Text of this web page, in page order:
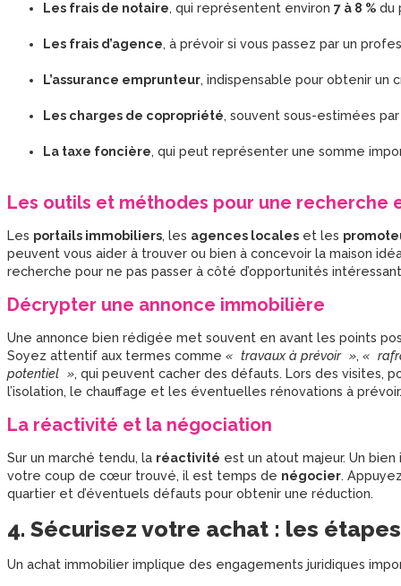
Les frais de notaire, qui représentent environ 7 à 8 % du
Les frais d’agence, à prévoir si vous passez par un
L’assurance emprunteur, indispensable pour obtenir un
Les charges de copropriété, souvent sous-estimées
La taxe foncière, qui peut représenter une somme
Les outils et méthodes pour une recherche
Les portails immobiliers, les agences locales et les
peuvent vous aider à trouver ou bien à concevoir la maison
recherche pour ne pas passer à côté d’opportunités
Décrypter une annonce immobilière
Une annonce bien rédigée met souvent en avant les points
Soyez attentif aux termes comme « travaux à prévoir », «
potentiel », qui peuvent cacher des défauts. Lors des visites,
l’isolation, le chauffage et les éventuelles rénovations à prévoir.
La réactivité et la négociation
Sur un marché tendu, la réactivité est un atout majeur. Un
votre coup de cœur trouvé, il est temps de négocier.
quartier et d’éventuels défauts pour obtenir une réduction.
4. Sécurisez votre achat : les
Un achat immobilier implique des engagements juridiques